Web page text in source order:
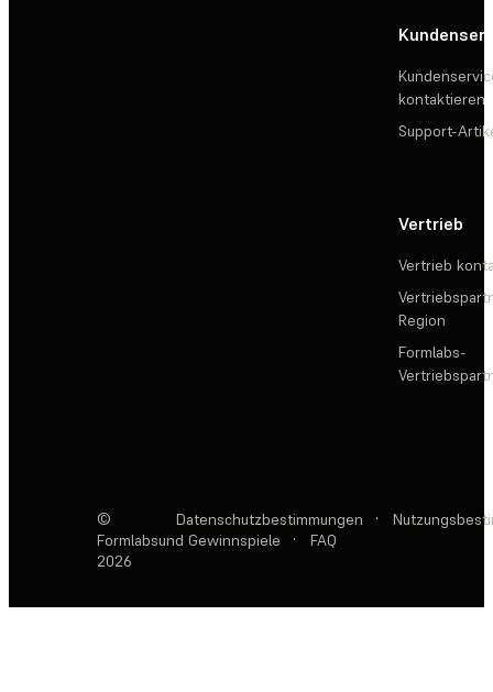
kontaktieren
Support-
Vertrieb
Vertrieb
Region
Formlabs-
©
Formlabs
2026
Datenschutzbestimmungen ·
und Gewinnspiele
· FAQ